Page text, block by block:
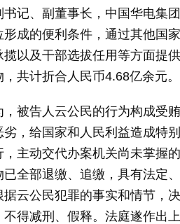
记、副董事长，中国华电集
成的便利条件，通过其他国
以及干部选拔任用等方面提
共计折合人民币4.68亿余元。
告人云公民的行为构成受
，给国家和人民利益造成特
主动交代办案机关尚未掌握
全部退缴、追缴，具有法定
云公民犯罪的事实和情节，
得减刑、假释。法庭遂作出上